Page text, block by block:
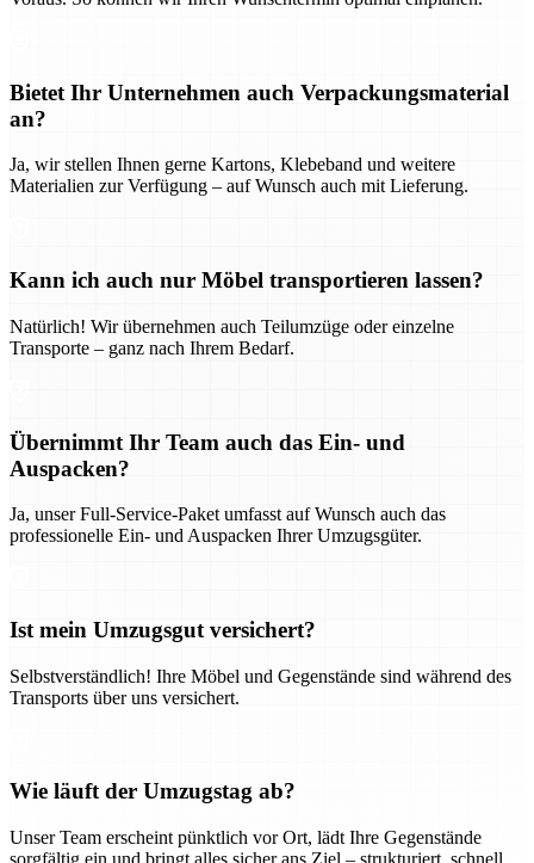
Bietet Ihr Unternehmen auch Verpackungsmaterial
an?
Ja, wir stellen Ihnen gerne Kartons, Klebeband und weitere
Materialien zur Verfügung – auf Wunsch auch mit Lieferung.
Kann ich auch nur Möbel transportieren lassen?
Natürlich! Wir übernehmen auch Teilumzüge oder einzelne
Transporte – ganz nach Ihrem Bedarf.
Übernimmt Ihr Team auch das Ein- und
Auspacken?
Ja, unser Full-Service-Paket umfasst auf Wunsch auch das
professionelle Ein- und Auspacken Ihrer Umzugsgüter.
Ist mein Umzugsgut versichert?
Selbstverständlich! Ihre Möbel und Gegenstände sind während des
Transports über uns versichert.
Wie läuft der Umzugstag ab?
Unser Team erscheint pünktlich vor Ort, lädt Ihre Gegenstände